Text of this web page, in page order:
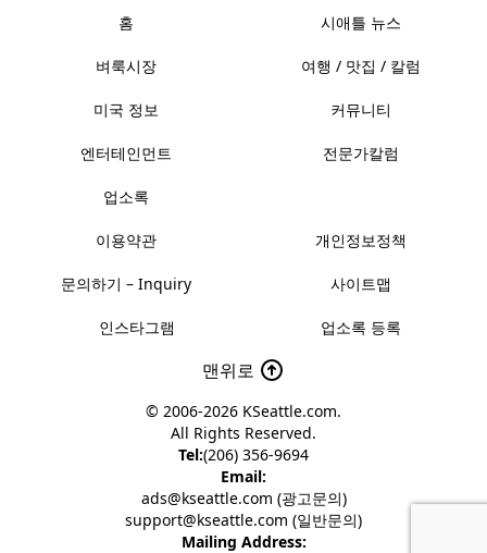
홈 시애틀 뉴스
벼룩시장 여행 / 맛집 / 칼럼
미국 정보 커뮤니티
엔터테인먼트 전문가칼럼
업소록
이용약관 개인정보정책
문의하기 – Inquiry 사이트맵
인스타그램 업소록 등록
맨위로
© 2006-2026 KSeattle.com.
All Rights Reserved.
Tel:(206) 356-9694
Email:
ads@kseattle.com (광고문의)
support@kseattle.com (일반문의)
Mailing Address: